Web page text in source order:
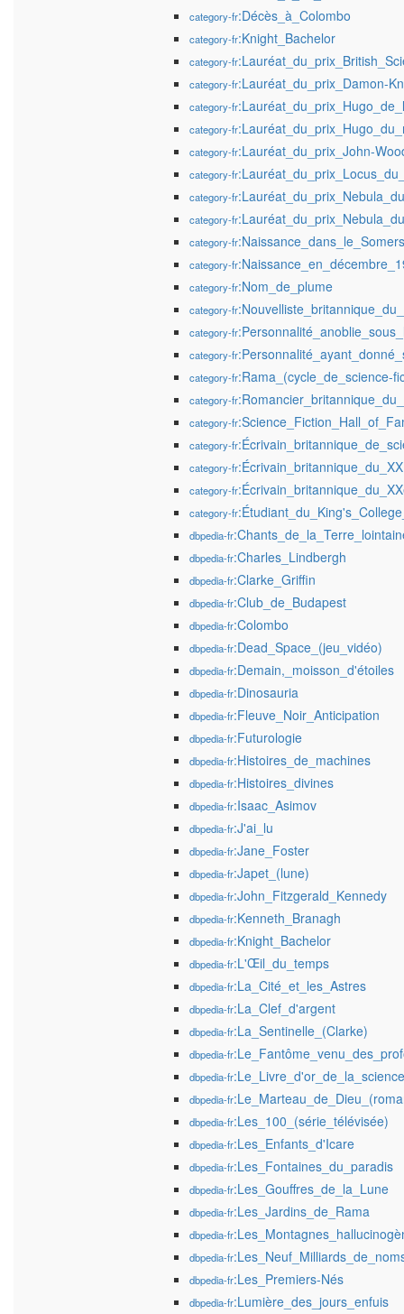
category-fr:Décès_à_Colombo
category-fr:Knight_Bachelor
category-fr
category-fr:Lauréat_du_prix_Damon-
category-fr
category-fr
category-fr:Lauréat_du_prix_John-
category-fr
category-fr
category-fr
category-fr
category-fr
category-fr:Nom_de_plume
category-fr
category-fr
category-fr
category-fr:Rama_(cycle_de_science-
category-fr
category-fr
category-fr
category-fr
category-fr
category-fr
dbpedia-fr
dbpedia-fr:Charles_Lindbergh
dbpedia-fr:Clarke_Griffin
dbpedia-fr:Club_de_Budapest
dbpedia-fr:Colombo
dbpedia-fr:Dead_Space_(jeu_vidéo)
dbpedia-fr:Demain,_moisson_d'étoiles
dbpedia-fr:Dinosauria
dbpedia-fr:Fleuve_Noir_Anticipation
dbpedia-fr:Futurologie
dbpedia-fr:Histoires_de_machines
dbpedia-fr:Histoires_divines
dbpedia-fr:Isaac_Asimov
dbpedia-fr:J'ai_lu
dbpedia-fr:Jane_Foster
dbpedia-fr:Japet_(lune)
dbpedia-fr:John_Fitzgerald_Kennedy
dbpedia-fr:Kenneth_Branagh
dbpedia-fr:Knight_Bachelor
dbpedia-fr:L'Œil_du_temps
dbpedia-fr:La_Cité_et_les_Astres
dbpedia-fr:La_Clef_d'argent
dbpedia-fr:La_Sentinelle_(Clarke)
dbpedia-fr
dbpedia-fr
dbpedia-fr
dbpedia-fr:Les_100_(série_télévisée)
dbpedia-fr:Les_Enfants_d'Icare
dbpedia-fr:Les_Fontaines_du_paradis
dbpedia-fr:Les_Gouffres_de_la_Lune
dbpedia-fr:Les_Jardins_de_Rama
dbpedia-fr
dbpedia-fr
dbpedia-fr:Les_Premiers-Nés
dbpedia-fr:Lumière_des_jours_enfuis